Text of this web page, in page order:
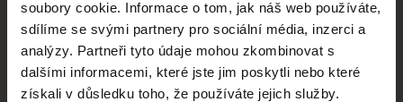
soubory cookie. Informace o tom, jak náš web používáte,
sdílíme se svými partnery pro sociální média, inzerci a
analýzy. Partneři tyto údaje mohou zkombinovat s
dalšími informacemi, které jste jim poskytli nebo které
získali v důsledku toho, že používáte jejich služby.
Vaše online
dokumentární kino